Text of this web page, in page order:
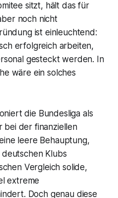
sitzt, hält das für
noch nicht
ist einleuchtend:
erfolgreich arbeiten,
gesteckt werden. In
wäre ein solches
die Bundesliga als
bei der finanziellen
leere Behauptung,
Klubs
Vergleich solide,
extreme
Doch genau diese